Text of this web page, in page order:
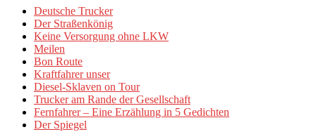
Deutsche Trucker
Der Straßenkönig
Keine Versorgung ohne LKW
Meilen
Bon Route
Kraftfahrer unser
Diesel-Sklaven on Tour
Trucker am Rande der Gesellschaft
Fernfahrer – Eine Erzählung in 5 Gedichten
Der Spiegel